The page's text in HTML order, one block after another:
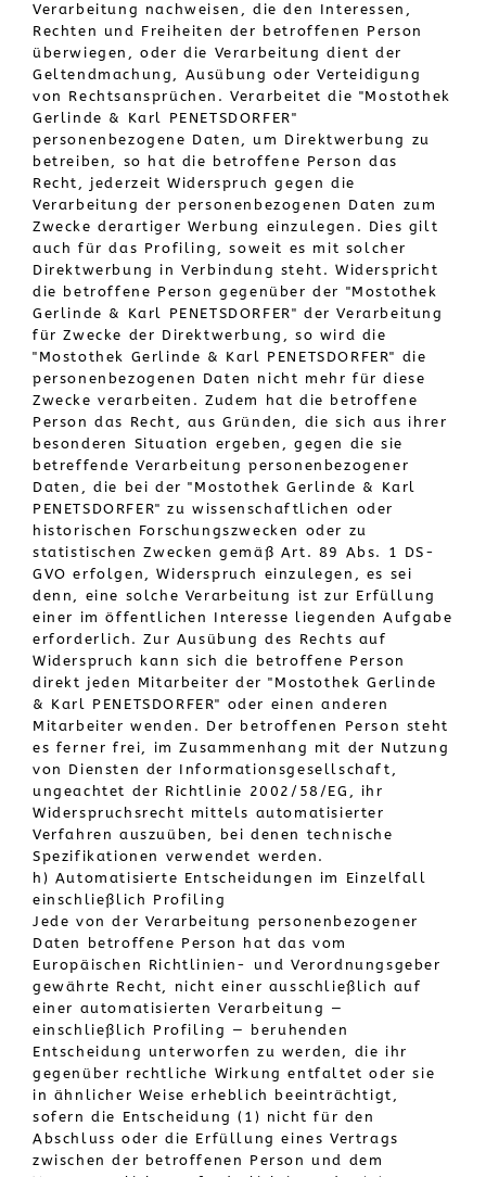
Verarbeitung nachweisen, die den Interessen,
Rechten und Freiheiten der betroffenen Person
überwiegen, oder die Verarbeitung dient der
Geltendmachung, Ausübung oder Verteidigung
von Rechtsansprüchen. Verarbeitet die "Mostothek
Gerlinde & Karl PENETSDORFER"
personenbezogene Daten, um Direktwerbung zu
betreiben, so hat die betroffene Person das
Recht, jederzeit Widerspruch gegen die
Verarbeitung der personenbezogenen Daten zum
Zwecke derartiger Werbung einzulegen. Dies gilt
auch für das Profiling, soweit es mit solcher
Direktwerbung in Verbindung steht. Widerspricht
die betroffene Person gegenüber der "Mostothek
Gerlinde & Karl PENETSDORFER" der Verarbeitung
für Zwecke der Direktwerbung, so wird die
"Mostothek Gerlinde & Karl PENETSDORFER" die
personenbezogenen Daten nicht mehr für diese
Zwecke verarbeiten. Zudem hat die betroffene
Person das Recht, aus Gründen, die sich aus ihrer
besonderen Situation ergeben, gegen die sie
betreffende Verarbeitung personenbezogener
Daten, die bei der "Mostothek Gerlinde & Karl
PENETSDORFER" zu wissenschaftlichen oder
historischen Forschungszwecken oder zu
statistischen Zwecken gemäß Art. 89 Abs. 1 DS-
GVO erfolgen, Widerspruch einzulegen, es sei
denn, eine solche Verarbeitung ist zur Erfüllung
einer im öffentlichen Interesse liegenden Aufgabe
erforderlich. Zur Ausübung des Rechts auf
Widerspruch kann sich die betroffene Person
direkt jeden Mitarbeiter der "Mostothek Gerlinde
& Karl PENETSDORFER" oder einen anderen
Mitarbeiter wenden. Der betroffenen Person steht
es ferner frei, im Zusammenhang mit der Nutzung
von Diensten der Informationsgesellschaft,
ungeachtet der Richtlinie 2002/58/EG, ihr
Widerspruchsrecht mittels automatisierter
Verfahren auszuüben, bei denen technische
Spezifikationen verwendet werden.
h) Automatisierte Entscheidungen im Einzelfall
einschließlich Profiling
Jede von der Verarbeitung personenbezogener
Daten betroffene Person hat das vom
Europäischen Richtlinien- und Verordnungsgeber
gewährte Recht, nicht einer ausschließlich auf
einer automatisierten Verarbeitung —
einschließlich Profiling — beruhenden
Entscheidung unterworfen zu werden, die ihr
gegenüber rechtliche Wirkung entfaltet oder sie
in ähnlicher Weise erheblich beeinträchtigt,
sofern die Entscheidung (1) nicht für den
Abschluss oder die Erfüllung eines Vertrags
zwischen der betroffenen Person und dem